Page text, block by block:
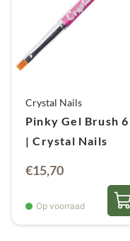
Crystal Nails
Pinky Gel Brush 6
| Crystal Nails
€15,70
Op voorraad